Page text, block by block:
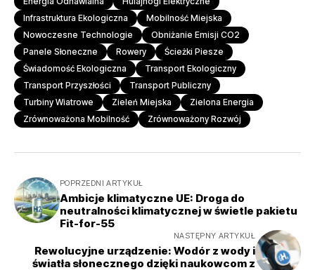
Infrastruktura Ekologiczna
Mobilność Miejska
Nowoczesne Technologie
Obniżanie Emisji CO2
Panele Słoneczne
Rowery
Ścieżki Piesze
Świadomość Ekologiczna
Transport Ekologiczny
Transport Przyszłości
Transport Publiczny
Turbiny Wiatrowe
Zieleń Miejska
Zielona Energia
Zrównoważona Mobilność
Zrównoważony Rozwój
POPRZEDNI ARTYKUŁ
Ambicje klimatyczne UE: Droga do
neutralności klimatycznej w świetle pakietu
Fit-for-55
NASTĘPNY ARTYKUŁ
Rewolucyjne urządzenie: Wodór z wody i
światła słonecznego dzięki naukowcom z